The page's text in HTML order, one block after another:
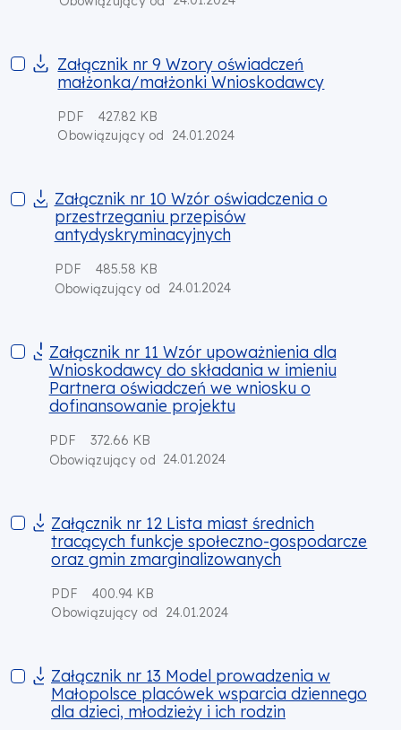
Załącznik nr 9 Wzory oświadczeń małżonka/małżonki
Załącznik nr 9 Wzory oświadczeń
małżonka/małżonki Wnioskodawcy
PDF
427.82 KB
Obowiązujący od
24.01.2024
Załącznik nr 10 Wzór oświadczenia o przestrzeganiu
Załącznik nr 10 Wzór oświadczenia o
przestrzeganiu przepisów
antydyskryminacyjnych
PDF
485.58 KB
Obowiązujący od
24.01.2024
Załącznik nr 11 Wzór upoważnienia dla Wnioskodawcy do
Załącznik nr 11 Wzór upoważnienia dla
Wnioskodawcy do składania w imieniu
Partnera oświadczeń we wniosku o
dofinansowanie projektu
PDF
372.66 KB
Obowiązujący od 24.01.2024
Załącznik nr 12 Lista miast średnich tracących funkcje
Załącznik nr 12 Lista miast średnich
tracących funkcje społeczno-gospodarcze
oraz gmin zmarginalizowanych
PDF
400.94 KB
Obowiązujący od
24.01.2024
Załącznik nr 13 Model prowadzenia w Małopolsce
Załącznik nr 13 Model prowadzenia w
Małopolsce placówek wsparcia dziennego
dla dzieci, młodzieży i ich rodzin